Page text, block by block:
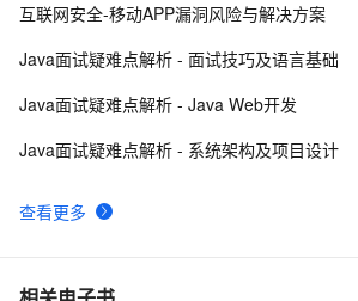
详解：探索隐藏于背后的力量
10Golang语言使用 jwt-go 库生成和解析 token
查看更多
互联网安全-移动APP漏洞风险与解决方案
Java面试疑难点解析 - 面试技巧及语言基础
Java面试疑难点解析 - Java Web开发
Java面试疑难点解析 - 系统架构及项目设计